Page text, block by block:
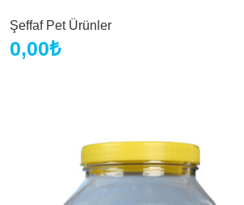
Şeffaf Pet Ürünler
0,00₺